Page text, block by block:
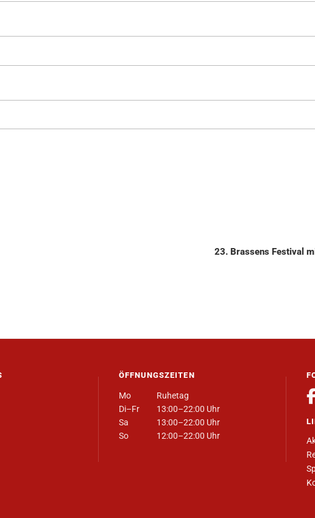
23. Brassens Festival
ÖFFNUNGSZEITEN
Mo
Ruhetag
Di–Fr
13:00–22:00 Uhr
Sa
13:00–22:00 Uhr
So
12:00–22:00 Uhr